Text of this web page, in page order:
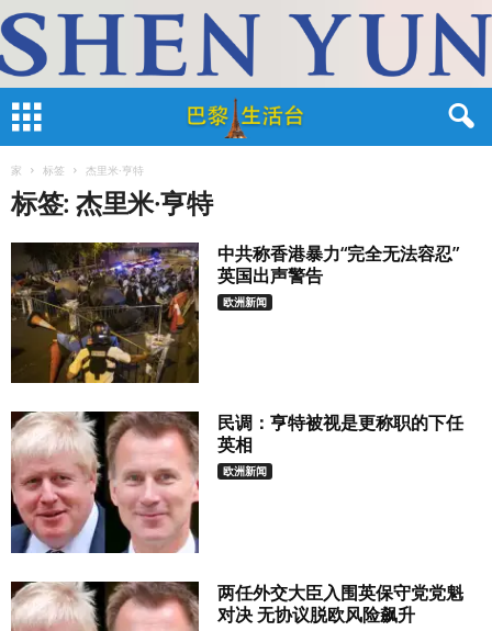
家 标签 杰里米·亨特
标签: 杰里米·亨特
中共称香港暴力“完全无法容忍”
英国出声警告
欧洲新闻
民调：亨特被视是更称职的下任
英相
欧洲新闻
两任外交大臣入围英保守党党魁
对决 无协议脱欧风险飙升